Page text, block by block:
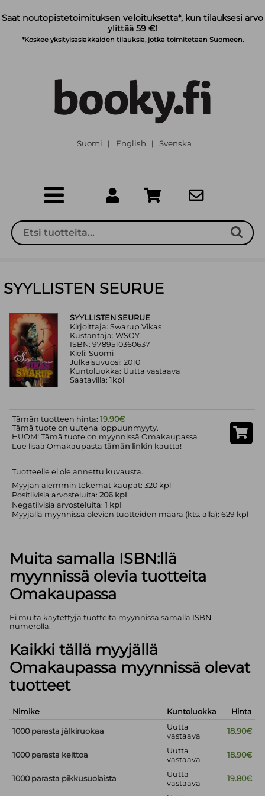
Saat noutopistetoimituksen veloituksetta*, kun tilauksesi arvo
ylittää 59 €!
*Koskee yksityisasiakkaiden tilauksia, jotka toimitetaan Suomeen.
Suomi | English | Svenska
SYYLLISTEN SEURUE
SYYLLISTEN SEURUE
Kirjoittaja: Swarup Vikas
Kustantaja: WSOY
ISBN: 9789510360637
Kieli: Suomi
Julkaisuvuosi: 2010
Kuntoluokka: Uutta vastaava
Saatavilla: 1kpl
Tämän tuotteen hinta:19.90€
Tämä tuote on uutena loppuunmyyty.
HUOM! Tämä tuote on myynnissä Omakaupassa
Lue lisää Omakaupastatämän linkin kautta!
Tuotteelle ei ole annettu kuvausta.
Myyjän aiemmin tekemät kaupat: 320 kpl
Positiivisia arvosteluita:206 kpl
Negatiivisia arvosteluita:1 kpl
Myyjällä myynnissä olevien tuotteiden määrä (kts. alla): 629 kpl
Muita samalla ISBN:llä
myynnissä olevia tuotteita
Omakaupassa
Ei muita käytettyjä tuotteita myynnissä samalla ISBN-
numerolla.
Kaikki tällä myyjällä
Omakaupassa myynnissä olevat
tuotteet
Nimike Kuntoluokka Hinta
1000 parasta jälkiruokaa
Uutta
vastaava
18.90€
1000 parasta keittoa
Uutta
vastaava
18.90€
1000 parasta pikkusuolaista
Uutta
vastaava
19.80€